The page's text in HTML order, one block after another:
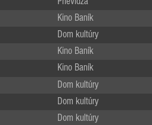
Prievidza
Kino Baník
Dom kultúry
Kino Baník
Kino Baník
Dom kultúry
Dom kultúry
Dom kultúry